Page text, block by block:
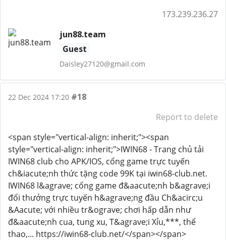
173.239.236.27
jun88.team
Guest
Daisley27120@gmail.com
22 Dec 2024 17:20 #18
Report to delete
<span style="vertical-align: inherit;"><span
style="vertical-align: inherit;">IWIN68 - Trang chủ tải
IWIN68 club cho APK/IOS, cổng game trực tuyến
ch&iacute;nh thức tặng code 99K tại iwin68-club.net.
IWIN68 l&agrave; cổng game đ&aacute;nh b&agrave;i
đổi thưởng trực tuyến h&agrave;ng đầu Ch&acirc;u
&Aacute; với nhiều tr&ograve; chơi hấp dẫn như
đ&aacute;nh cua, tung xu, T&agrave;i Xỉu,***, thể
thao,... https://iwin68-club.net/</span></span>